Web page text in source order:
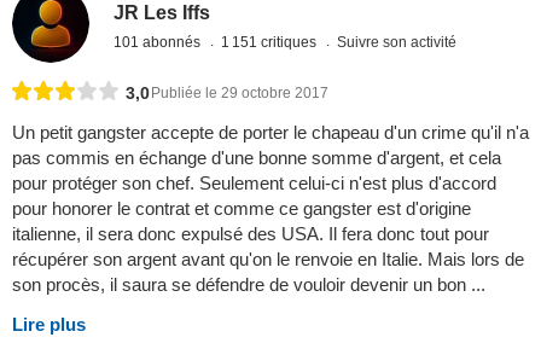
JR Les Iffs
101 abonnés 1 151 critiques Suivre son activité
3,0Publiée le 29 octobre 2017
Un petit gangster accepte de porter le chapeau d'un crime qu'il n'a
pas commis en échange d'une bonne somme d'argent, et cela
pour protéger son chef. Seulement celui-ci n'est plus d'accord
pour honorer le contrat et comme ce gangster est d'origine
italienne, il sera donc expulsé des USA. Il fera donc tout pour
récupérer son argent avant qu'on le renvoie en Italie. Mais lors de
son procès, il saura se défendre de vouloir devenir un bon ...
Lire plus